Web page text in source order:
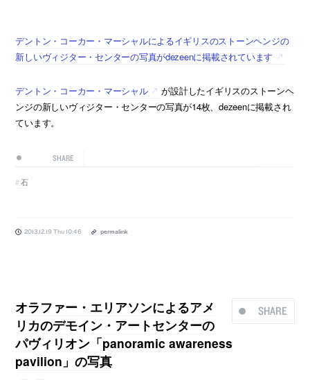
デントン・コーカー・マーシャルによるイギリスのストーンヘンジの
新しいヴィジター・センターの写真がdezeenに掲載されています
デントン・コーカー・マーシャル
が設計したイギリスのストーンヘ
ンジの新しいヴィジター・センターの写真が14枚、dezeenに掲載され
ています。
SHARE
石
2013.12.19 Thu 10:46 permalink
SHARE
オラファー・エリアソンによるアメ
リカのデモイン・アートセンターの
パヴィリオン「panoramic awareness
pavilion」の写真